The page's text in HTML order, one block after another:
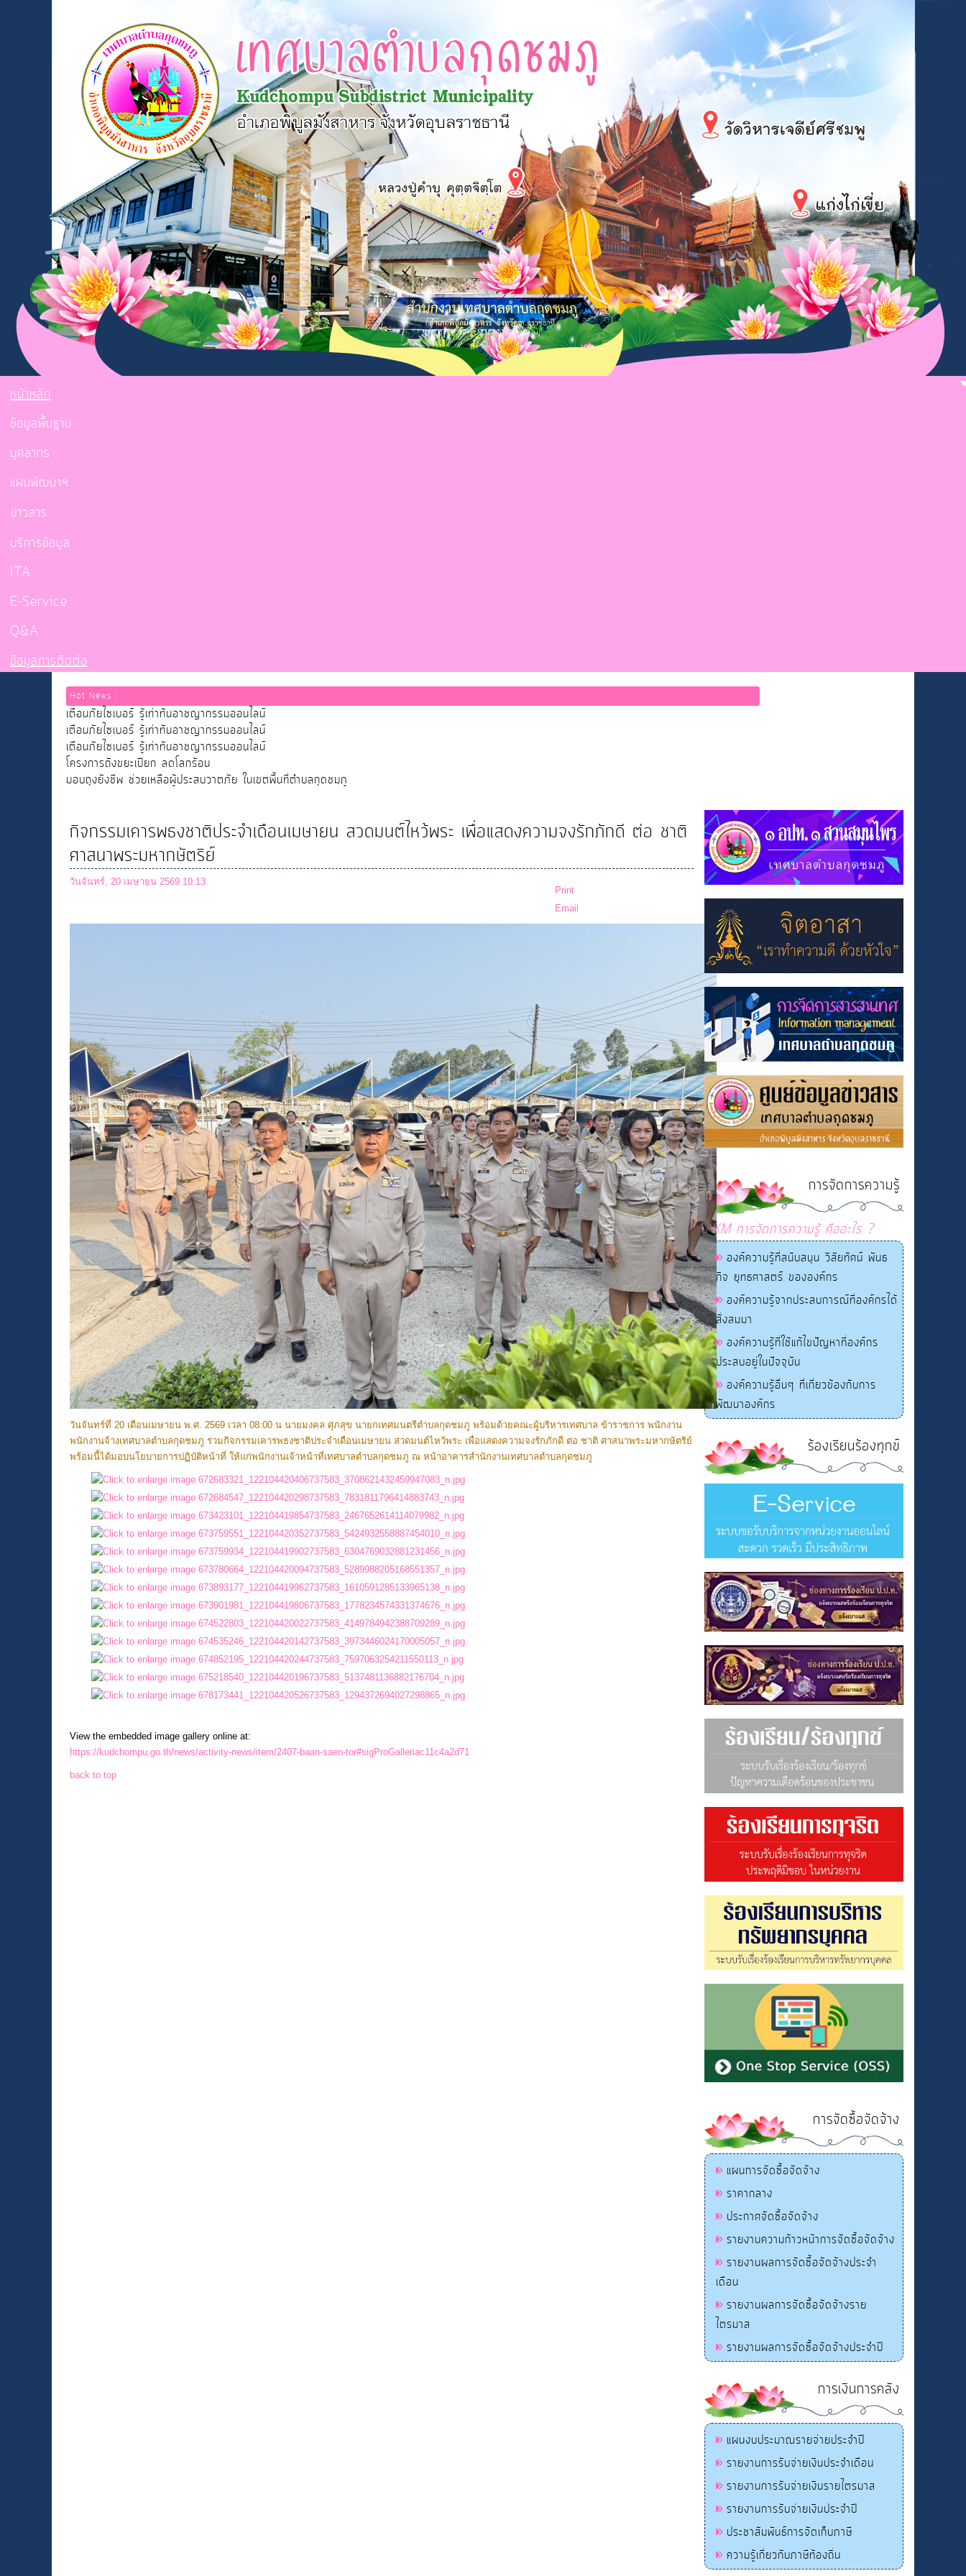
หน้าหลัก
ข้อมูลพื้นฐาน
บุคลากร
แผนพัฒนาฯ
ข่าวสาร
บริการข้อมูล
ITA
E-Service
Q&A
ข้อมูลการติดต่อ
Hot News :
เตือนภัยไซเบอร์ รู้เท่าทันอาชญากรรมออนไลน์
เตือนภัยไซเบอร์ รู้เท่าทันอาชญากรรมออนไลน์
เตือนภัยไซเบอร์ รู้เท่าทันอาชญากรรมออนไลน์
โครงการถังขยะเปียก ลดโลกร้อน
มอบถุงยังชีพ ช่วยเหลือผู้ประสบวาตภัย ในเขตพื้นที่ตำบลกุดชมภู
กิจกรรมเคารพธงชาติประจำเดือนเมษายน สวดมนต์ไหว้พระ เพื่อแสดงความจงรักภักดี ต่อ ชาติ
ศาสนาพระมหากษัตริย์
วันจันทร์, 20 เมษายน 2569 10:13
Print
Email
วันจันทร์ที่ 20 เดือนเมษายน พ.ศ. 2569 เวลา 08:00 น นายมงคล ศุภสุข นายกเทศมนตรีตำบลกุดชมภู พร้อมด้วยคณะผู้บริหารเทศบาล ข้าราชการ พนักงาน
พนักงานจ้างเทศบาลตำบลกุดชมภู ร่วมกิจกรรมเคารพธงชาติประจำเดือนเมษายน สวดมนต์ไหว้พระ เพื่อแสดงความจงรักภักดี ต่อ ชาติ ศาสนาพระมหากษัตริย์
พร้อมนี้ได้มอบนโยบายการปฏิบัติหน้าที่ ให้แก่พนักงานเจ้าหน้าที่เทศบาลตำบลกุดชมภู ณ หน้าอาคารสำนักงานเทศบาลตำบลกุดชมภู
View the embedded image gallery online at:
https://kudchompu.go.th/news/activity-news/item/2407-baan-saen-tor#sigProGalleriac11c4a2d71
back to top
การจัดการความรู้
KM การจัดการความรู้ คืออะไร ?
องค์ความรู้ที่สนับสนุน วิสัยทัศน์ พันธ
กิจ ยุทธศาสตร์ ขององค์กร
องค์ความรู้จากประสบการณ์ที่องค์กรได้
สั่งสมมา
องค์ความรู้ที่ใช้แก้ไขปัญหาที่องค์กร
ประสบอยู่ในปัจจุบัน
องค์ความรู้อื่นๆ ที่เกี่ยวข้องกับการ
พัฒนาองค์กร
ร้องเรียนร้องทุกข์
การจัดซื้อจัดจ้าง
แผนการจัดซื้อจัดจ้าง
ราคากลาง
ประกาศจัดซื้อจัดจ้าง
รายงานความก้าวหน้าการจัดซื้อจัดจ้าง
รายงานผลการจัดซื้อจัดจ้างประจำ
เดือน
รายงานผลการจัดซื้อจัดจ้างราย
ไตรมาส
รายงานผลการจัดซื้อจัดจ้างประจำปี
การเงินการคลัง
แผนงบประมาณรายจ่ายประจำปี
รายงานการรับจ่ายเงินประจำเดือน
รายงานการรับจ่ายเงินรายไตรมาส
รายงานการรับจ่ายเงินประจำปี
ประชาสัมพันธ์การจัดเก็บภาษี
ความรู้เกี่ยวกับภาษีท้องถิ่น